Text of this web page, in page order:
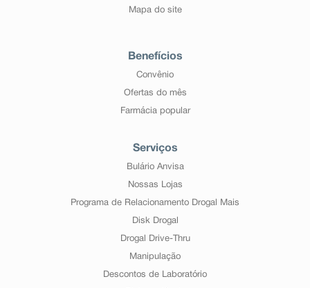
Mapa do site
Benefícios
Convênio
Ofertas do mês
Farmácia popular
Serviços
Bulário Anvisa
Nossas Lojas
Programa de Relacionamento Drogal Mais
Disk Drogal
Drogal Drive-Thru
Manipulação
Descontos de Laboratório